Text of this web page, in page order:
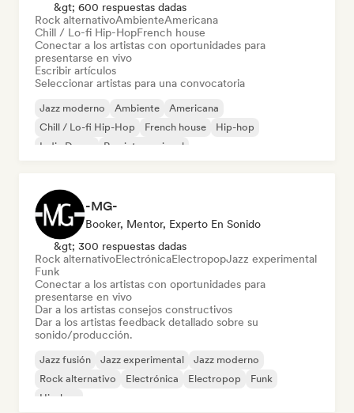
&gt; 600 respuestas dadas
Rock alternativoAmbienteAmericana
Chill / Lo-fi Hip-HopFrench house
Conectar a los artistas con oportunidades para
presentarse en vivo
Escribir artículos
Seleccionar artistas para una convocatoria
Jazz moderno Ambiente
Americana
Chill / Lo-fi Hip-Hop
French house
Hip-hop
Indie Dance
Rap internacional
-MG-
Booker, Mentor, Experto En Sonido
&gt; 300 respuestas dadas
Rock alternativoElectrónicaElectropopJazz experimental
Funk
Conectar a los artistas con oportunidades para
presentarse en vivo
Dar a los artistas consejos constructivos
Dar a los artistas feedback detallado sobre su
sonido/producción.
Jazz fusión Jazz experimental
Jazz moderno
Rock alternativo
Electrónica Electropop
Funk
Hip-hop